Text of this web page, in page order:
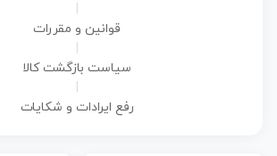
قوانین و مقررات
سیاست بازگشت کالا
رفع ایرادات و شکایات